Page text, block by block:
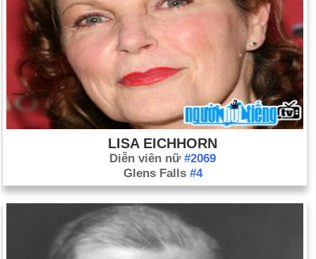
LISA EICHHORN
Diễn viên nữ #2069
Glens Falls #4